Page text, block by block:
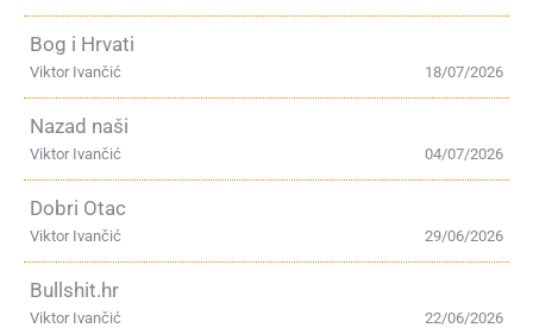
Bog i Hrvati
18/07/2026
Viktor Ivančić
Nazad naši
04/07/2026
Viktor Ivančić
Dobri Otac
29/06/2026
Viktor Ivančić
Bullshit.hr
22/06/2026
Viktor Ivančić